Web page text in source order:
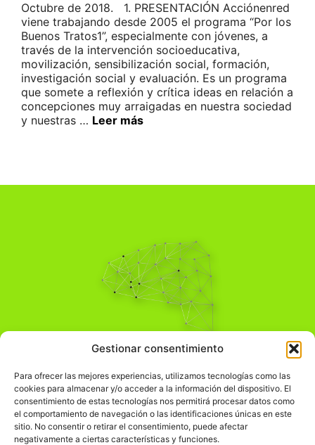
Gestionar consentimiento
Para ofrecer las mejores experiencias, utilizamos tecnologías como las
cookies para almacenar y/o acceder a la información del dispositivo. El
consentimiento de estas tecnologías nos permitirá procesar datos como
el comportamiento de navegación o las identificaciones únicas en este
sitio. No consentir o retirar el consentimiento, puede afectar
negativamente a ciertas características y funciones.
Octubre de 2018. 1. PRESENTACIÓN Acciónenred
viene trabajando desde 2005 el programa “Por los
Buenos Tratos1”, especialmente con jóvenes, a
través de la intervención socioeducativa,
movilización, sensibilización social, formación,
investigación social y evaluación. Es un programa
que somete a reflexión y crítica ideas en relación a
concepciones muy arraigadas en nuestra sociedad
y nuestras … Leer más
Pensamiento Crítico
Comprender el mundo para transformarlo.
Información Legal